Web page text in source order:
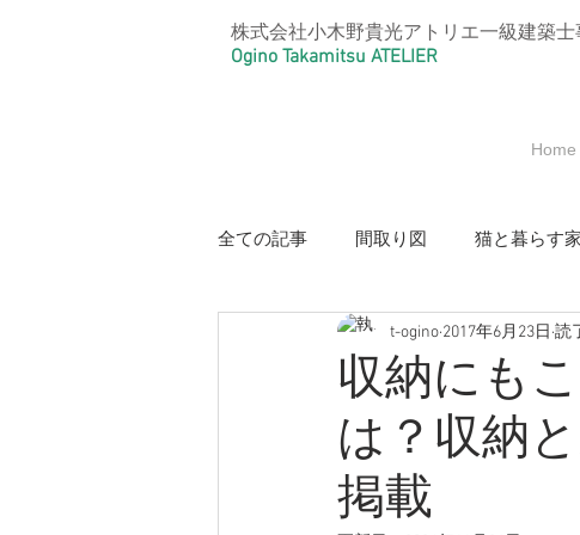
株式会社小木野貴光アトリエ一級建築
Ogino Takamitsu ATELIER
Home
全ての記事 間取り図 猫と暮らす
【光と風のリノベーション住宅・戸建
【本と猫の家・好きを大事にしたマ
【リノベーションアパートメント・空
収納にも
は？収納
掲載
t-ogino 2017年6月23日 読